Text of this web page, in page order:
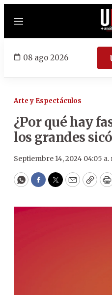
Menú
08 ago 2026
Arte y Espectáculos
¿Por qué hay
los grandes
Septiembre 14, 2024 04:05 a.
WhatsApp
Facebook
Twitter
EmailCopy